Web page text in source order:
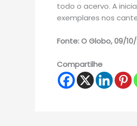
todo o acervo. A
exemplares nos
Fonte: O Globo, 09/10/
Compartilhe